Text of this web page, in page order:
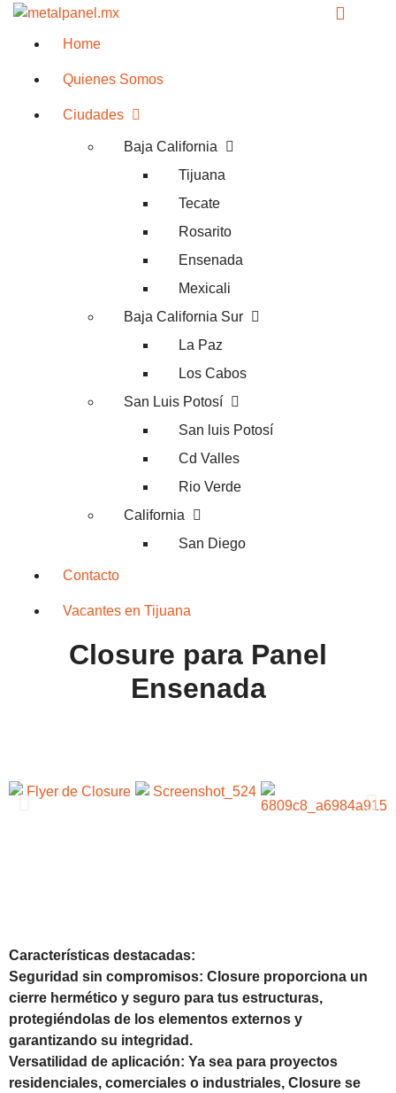
Home
Quienes Somos
Ciudades
Baja California
Tijuana
Tecate
Rosarito
Ensenada
Mexicali
Baja California Sur
La Paz
Los Cabos
San Luis Potosí
San luis Potosí
Cd Valles
Rio Verde
California
San Diego
Contacto
Vacantes en Tijuana
Closure para Panel
Ensenada
Características destacadas:
Seguridad sin compromisos: Closure proporciona un
cierre hermético y seguro para tus estructuras,
protegiéndolas de los elementos externos y
garantizando su integridad.
Versatilidad de aplicación: Ya sea para proyectos
residenciales, comerciales o industriales, Closure se